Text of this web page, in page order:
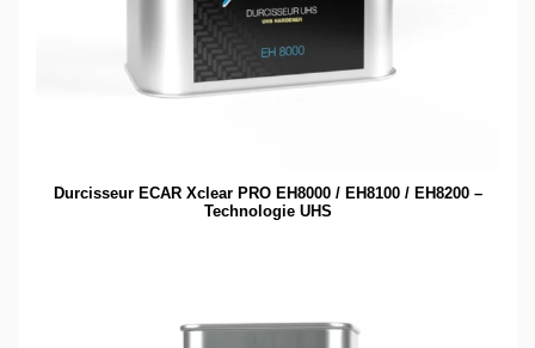
Durcisseur ECAR Xclear PRO EH8000 / EH8100 / EH8200 –
Technologie UHS